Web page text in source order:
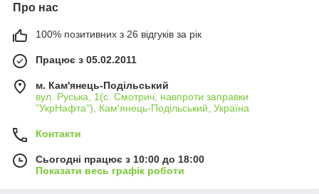
Про нас
100% позитивних з 26 відгуків за рік
Працює з 05.02.2011
м. Кам'янець-Подільський
вул. Руська, 1(с. Смотрич, навпроти заправки
"УкрНафта"), Кам'янець-Подільський, Україна
Контакти
Сьогодні працює з 10:00 до 18:00
Показати весь графік роботи